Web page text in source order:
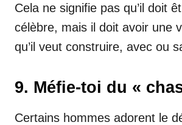
Cela ne signifie pas qu’il doit
célèbre, mais il doit avoir une
qu’il veut construire, avec ou
9. Méfie-toi du «
Certains hommes adorent le